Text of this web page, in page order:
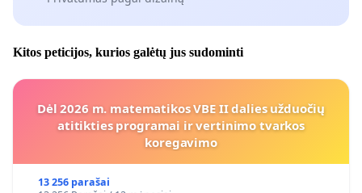
Kitos peticijos, kurios galėtų jus sudominti
Dėl 2026 m. matematikos VBE II dalies užduočių
atitikties programai ir vertinimo tvarkos
koregavimo
13 256 parašai